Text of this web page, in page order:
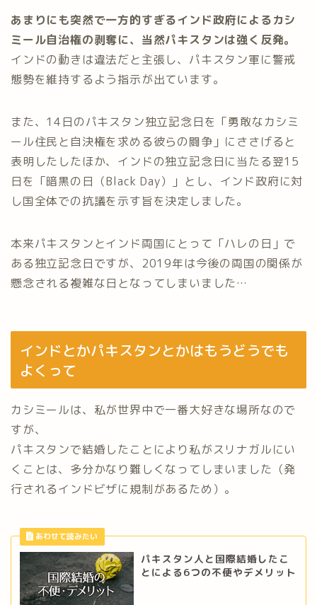
あまりにも突然で一方的すぎるインド政府によるカシ
ミール自治権の剥奪に、当然パキスタンは強く反発。
インドの動きは違法だと主張し、パキスタン軍に警戒
態勢を維持するよう指示が出ています。
また、14日のパキスタン独立記念日を「勇敢なカシミ
ール住民と自決権を求める彼らの闘争」にささげると
表明したしたほか、インドの独立記念日に当たる翌15
日を「暗黒の日（Black Day）」とし、インド政府に対
し国全体での抗議を示す旨を決定しました。
本来パキスタンとインド両国にとって「ハレの日」で
ある独立記念日ですが、2019年は今後の両国の関係が
懸念される複雑な日となってしまいました…
インドとかパキスタンとかはもうどうでも
よくって
カシミールは、私が世界中で一番大好きな場所なので
すが、
パキスタンで結婚したことにより私がスリナガルにい
くことは、多分かなり難しくなってしまいました（発
行されるインドビザに規制があるため）。
パキスタン人と国際結婚したこ
とによる6つの不便やデメリット